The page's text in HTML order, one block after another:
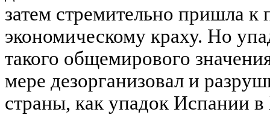
затем стремительно пришла к
экономическому краху. Но
такого общемирового
мере дезорганизовал и
страны, как упадок Испании